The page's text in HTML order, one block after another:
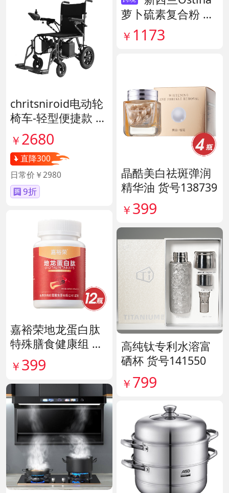
chritsniroid电动轮
椅车-轻型便捷款 货
号140671
￥ 2680
直降300
日常价￥2980
9折
嘉裕荣地龙蛋白肽
特殊膳食健康组 货
号141244
￥ 399
萝卜硫素复合粉 货
号141959
￥ 1173
晶酷美白祛斑弹润
精华油 货号138739
￥ 399
高纯钛专利水溶富
硒杯 货号141550
￥ 799